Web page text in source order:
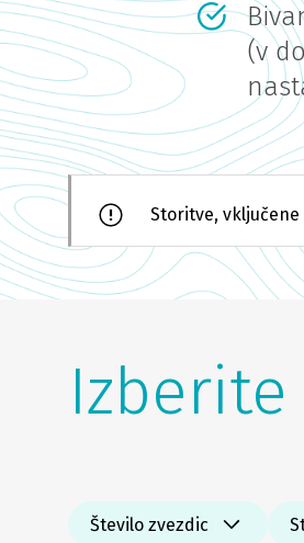
(v
Storitve,
Število zvezdic